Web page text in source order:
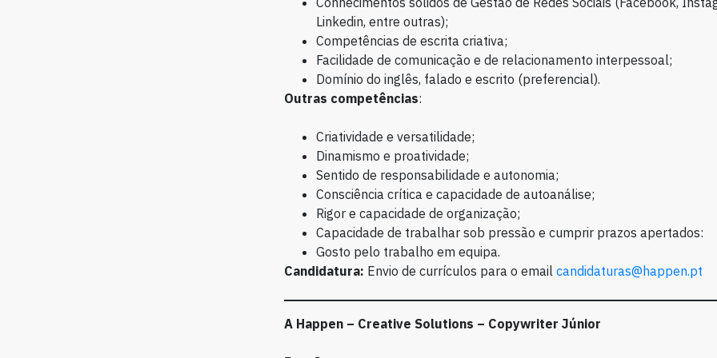
Linkedin, entre outras);
Competências de escrita criativa;
Facilidade de comunicação e de relacionamento interpessoal;
Domínio do inglês, falado e escrito (preferencial).
Outras competências:
Criatividade e versatilidade;
Dinamismo e proatividade;
Sentido de responsabilidade e autonomia;
Consciência crítica e capacidade de autoanálise;
Rigor e capacidade de organização;
Capacidade de trabalhar sob pressão e cumprir prazos apertados:
Gosto pelo trabalho em equipa.
Candidatura: Envio de currículos para o email candidaturas@happen.pt
A Happen – Creative Solutions – Copywriter Júnior